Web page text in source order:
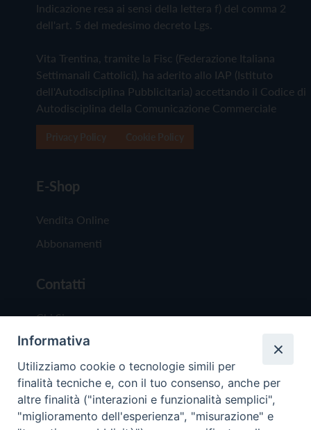
Indicazione resa ai sensi della lettera f) del comma 2
dell'art. 5 del medesimo decreto Lgs.
Vita Trentina, tramite la Fisc (Federazione Italiana
Settimanali Cattolici), ha aderito allo IAP (Istituto
dell'Autodisciplina Pubblicitaria) accettando il Codice di
Autodisciplina della Comunicazione Commerciale
E-Shop
Vendita Online
Abbonamenti
Contatti
Chi Siamo
Redazione
Scrivici
Informativa
Utilizziamo cookie o tecnologie simili per
finalità tecniche e, con il tuo consenso, anche per
altre finalità ("interazioni e funzionalità semplici",
"miglioramento dell'esperienza", "misurazione" e